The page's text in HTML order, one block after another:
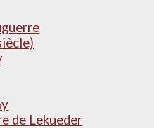
de Lekueder